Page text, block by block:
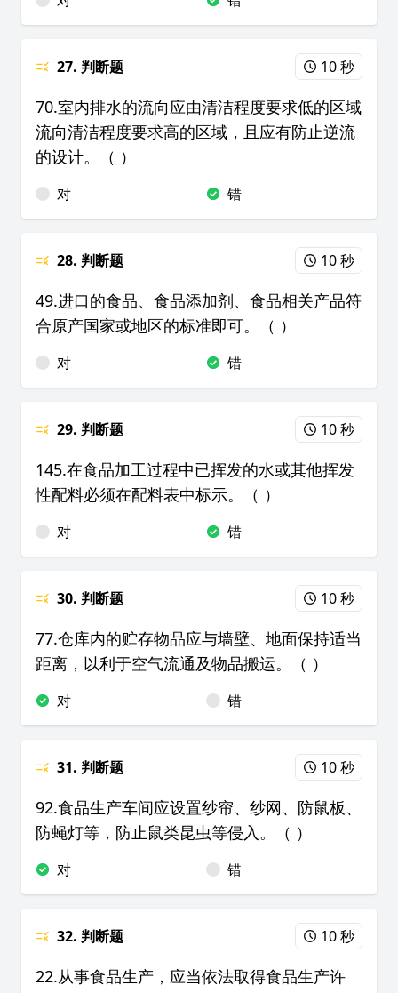
27. 判断题 10 秒
70.室内排水的流向应由清洁程度要求低的区域
流向清洁程度要求高的区域，且应有防止逆流
的设计。（ ）
对 错
28. 判断题 10 秒
49.进口的食品、食品添加剂、食品相关产品符
合原产国家或地区的标准即可。（ ）
对 错
29. 判断题 10 秒
145.在食品加工过程中已挥发的水或其他挥发
性配料必须在配料表中标示。（ ）
对 错
30. 判断题 10 秒
77.仓库内的贮存物品应与墙壁、地面保持适当
距离，以利于空气流通及物品搬运。（ ）
对 错
31. 判断题 10 秒
92.食品生产车间应设置纱帘、纱网、防鼠板、
防蝇灯等，防止鼠类昆虫等侵入。（ ）
对 错
32. 判断题 10 秒
22.从事食品生产，应当依法取得食品生产许